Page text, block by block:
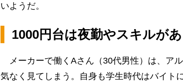
いようだ。
1000円台は夜勤やスキルが
メーカーで働くAさん（30代男性）は、ア
気なく見てしまう。自身も学生時代はバイト